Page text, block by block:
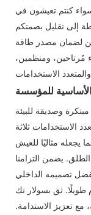
كنتم تعيشون في
إلى تقليل بصمتكم
لضمان مصدر طاقة
مُرتاحين، ومنظمين،
للمؤسسة
وصديقة للبيئة
الاستخدامات ثلاثة
مثاليًا للعيش
يضمن التزامنا
بفضل تصميمه الداخلي
طويلًا. ثق بسولار تك
مع تعزيز الاستدامة.